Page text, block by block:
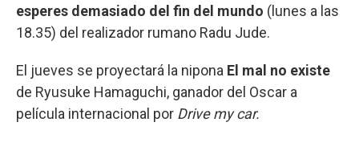
esperes demasiado del fin del mundo (lunes a las
18.35) del realizador rumano Radu Jude.
El jueves se proyectará la nipona El mal no existe
de Ryusuke Hamaguchi, ganador del Oscar a
película internacional por Drive my car.